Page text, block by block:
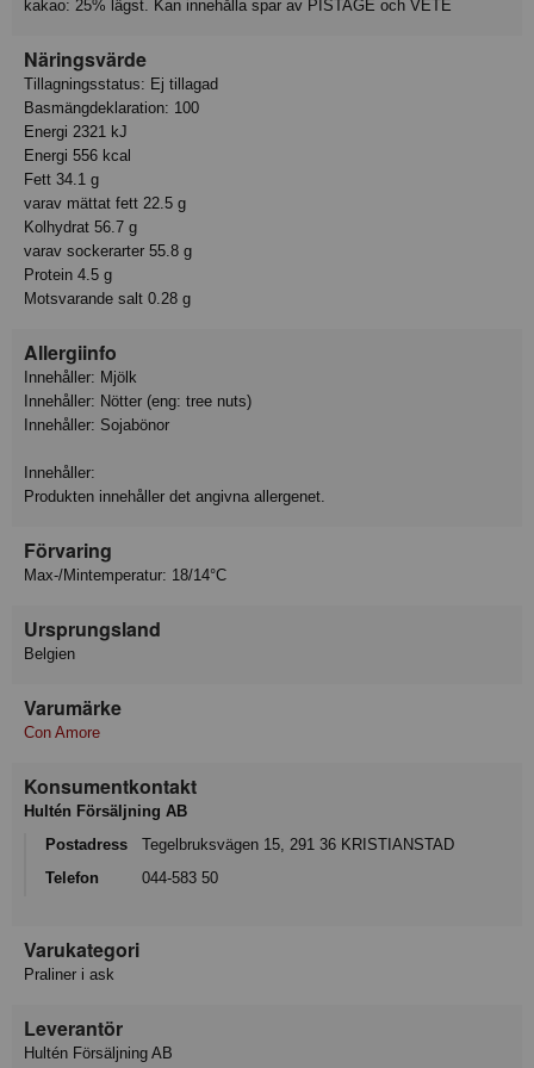
kakao: 25% lägst. Kan innehålla spar av PISTAGE och VETE
Näringsvärde
Tillagningsstatus: Ej tillagad
Basmängdeklaration: 100
Energi 2321 kJ
Energi 556 kcal
Fett 34.1 g
varav mättat fett 22.5 g
Kolhydrat 56.7 g
varav sockerarter 55.8 g
Protein 4.5 g
Motsvarande salt 0.28 g
Allergiinfo
Innehåller: Mjölk
Innehåller: Nötter (eng: tree nuts)
Innehåller: Sojabönor
Innehåller:
Produkten innehåller det angivna allergenet.
Förvaring
Max-/Mintemperatur: 18/14°C
Ursprungsland
Belgien
Varumärke
Con Amore
Konsumentkontakt
Hultén Försäljning AB
Postadress
Tegelbruksvägen 15, 291 36 KRISTIANSTAD
Telefon
044-583 50
Varukategori
Praliner i ask
Leverantör
Hultén Försäljning AB